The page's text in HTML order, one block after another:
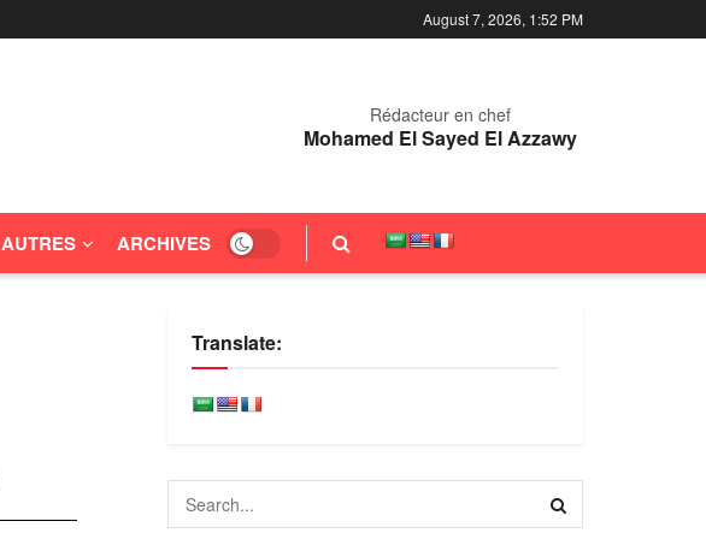
August 7, 2026, 1:52 PM
Rédacteur en chef
Mohamed El Sayed El Azzawy
AUTRES ARCHIVES
Translate: